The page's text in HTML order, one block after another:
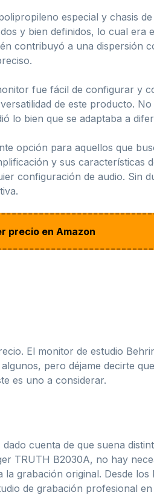
especial y chasis
y bien definidos, lo cual era
contribuyó a una dispersión
fue fácil de configurar y
de este producto.
lo bien que se adaptaba a
opción para aquellos que
y sus características
configuración de audio. Sin
precio en Amazon
El monitor de estudio
pero déjame decirte
es uno a considerar.
cuenta de que suena
TRUTH B2030A, no hay
grabación original. Desde
de grabación profesional